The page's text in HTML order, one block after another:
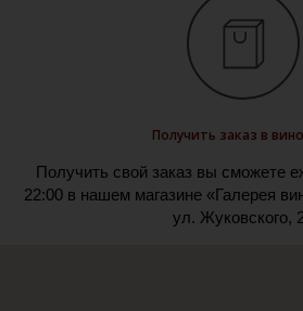
Получить заказ в
Получить свой заказ вы сможете
22:00 в нашем магазине «Галерея
ул. Жуковского,